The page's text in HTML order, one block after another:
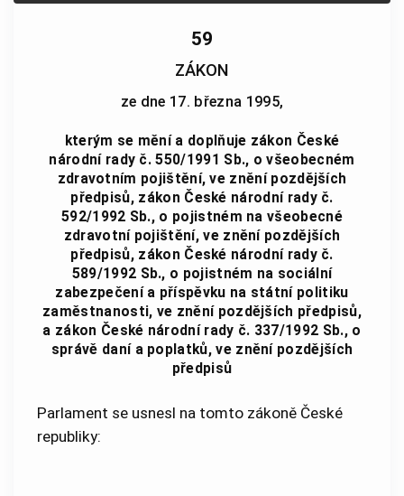
59
ZÁKON
ze dne 17. března 1995,
kterým se mění a doplňuje zákon České
národní rady č. 550/1991 Sb., o všeobecném
zdravotním pojištění, ve znění pozdějších
předpisů, zákon České národní rady č.
592/1992 Sb., o pojistném na všeobecné
zdravotní pojištění, ve znění pozdějších
předpisů, zákon České národní rady č.
589/1992 Sb., o pojistném na sociální
zabezpečení a příspěvku na státní politiku
zaměstnanosti, ve znění pozdějších předpisů,
a zákon České národní rady č. 337/1992 Sb., o
správě daní a poplatků, ve znění pozdějších
předpisů
Parlament se usnesl na tomto zákoně České
republiky: